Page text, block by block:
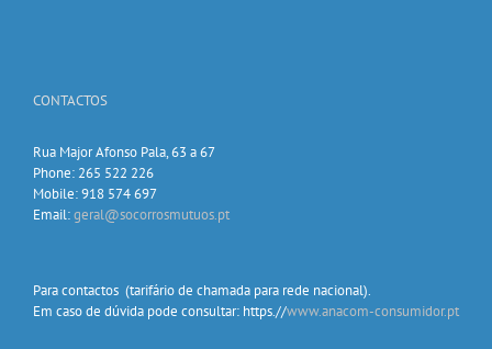
CONTACTOS
Rua Major Afonso Pala, 63 a 67
Phone: 265 522 226
Mobile: 918 574 697
Email:geral@socorrosmutuos.pt
Para contactos (tarifário de chamada para rede nacional).
Em caso de dúvida pode consultar: https.//www.anacom-consumidor.pt